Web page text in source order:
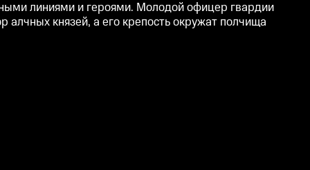
линиями и героями. Молодой офицер гвардии
алчных князей, а его крепость окружат полчища